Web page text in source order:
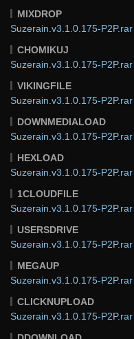
MIXDROP
Suzerain.v3.1.0.175-P2P.rar
CHOMIKUJ
Suzerain.v3.1.0.175-P2P.rar
VIKINGFILE
Suzerain.v3.1.0.175-P2P.rar
DOWNMEDIALOAD
Suzerain.v3.1.0.175-P2P.rar
HEXLOAD
Suzerain.v3.1.0.175-P2P.rar
1CLOUDFILE
Suzerain.v3.1.0.175-P2P.rar
USERSDRIVE
Suzerain.v3.1.0.175-P2P.rar
MEGAUP
Suzerain.v3.1.0.175-P2P.rar
CLICKNUPLOAD
Suzerain.v3.1.0.175-P2P.rar